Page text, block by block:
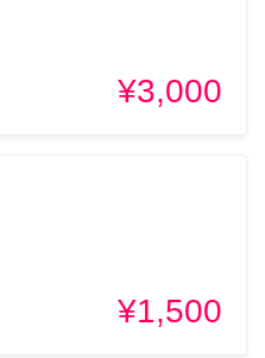
¥3,000
¥1,500